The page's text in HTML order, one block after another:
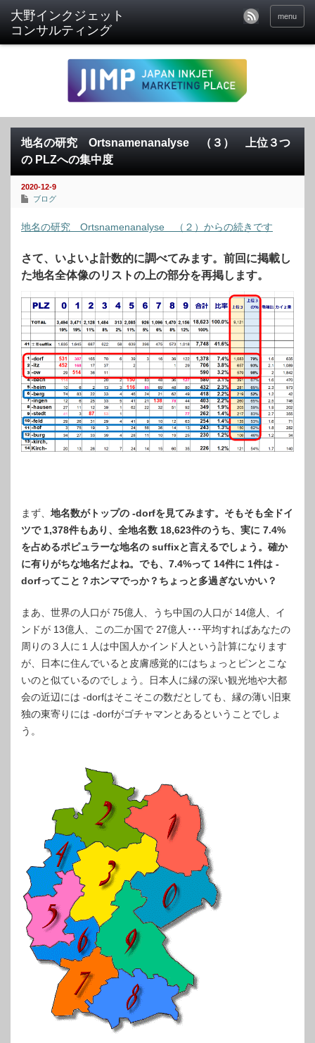
menu
地名の研究 Ortsnamenanalyse （３） 上位３つ
の PLZへの集中度
2020-12-9
ブログ
地名の研究 Ortsnamenanalyse （２）からの続きです
さて、いよいよ計数的に調べてみます。前回に掲載し
た地名全体像のリストの上の部分を再掲します。
まず、 地名数がトップの -dorfを見てみます。そもそも全ドイ
ツで 1,378件もあり、全地名数 18,623件のうち、実に 7.4%
を占めるポピュラーな地名の suffixと言えるでしょう。確か
に有りがちな地名だよね。でも、7.4%って 14件に 1件は -
dorfってこと？ホンマでっか？ちょっと多過ぎないかい？
まあ、世界の人口が 75億人、うち中国の人口が 14億人、イ
ンドが 13億人、この二か国で 27億人･･･平均すればあなたの
周りの３人に１人は中国人かインド人という計算になります
が、日本に住んでいると皮膚感覚的にはちょっとピンとこな
いのと似ているのでしょう。日本人に縁の深い観光地や大都
会の近辺には -dorfはそこそこの数だとしても、縁の薄い旧東
独の東寄りには -dorfがゴチャマンとあるということでしょ
う。